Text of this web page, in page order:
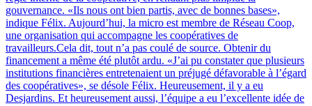
gouvernance. «Ils nous ont bien partis, avec de bonnes bases»,
indique Félix. Aujourd’hui, la micro est membre de Réseau Coop,
une organisation qui accompagne les coopératives de
travailleurs.Cela dit, tout n’a pas coulé de source. Obtenir du
financement a même été plutôt ardu. «J’ai pu constater que plusieurs
institutions financières entretenaient un préjugé défavorable à l’égard
des coopératives», se désole Félix. Heureusement, il y a eu
Desjardins. Et heureusement aussi, l’équipe a eu l’excellente idée de